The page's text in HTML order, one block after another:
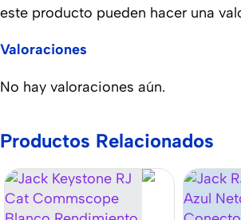
Valoraciones
No hay valoraciones aún.
este producto pueden hacer una
Productos Relacionados